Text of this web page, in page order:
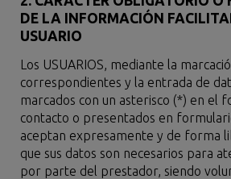
DE LA INFORMACIÓN
USUARIO
Los USUARIOS, mediante la
correspondientes y la entrada de
marcados con un asterisco (*) en el
contacto o presentados en
aceptan expresamente y de forma
que sus datos son necesarios para
por parte del prestador, siendo